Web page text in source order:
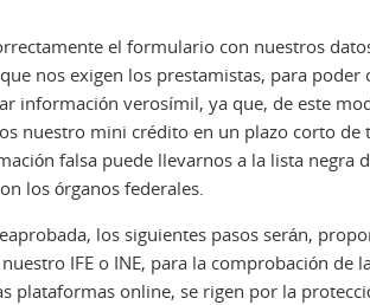
el formulario con nuestros
nos exigen los prestamistas, para
información verosímil, ya que, de este
nuestro mini crédito en un plazo corto de
falsa puede llevarnos a la lista negra
los órganos federales.
los siguientes pasos serán,
IFE o INE, para la comprobación de
plataformas online, se rigen por la